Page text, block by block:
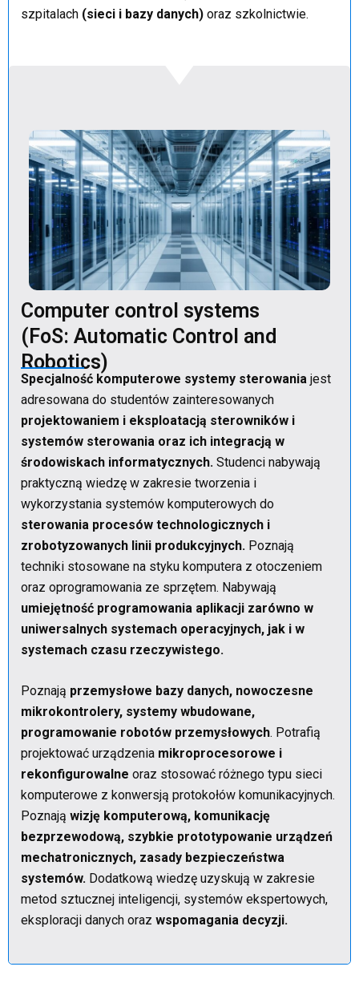
szpitalach (sieci i bazy danych) oraz szkolnictwie.
Computer control systems
(FoS: Automatic Control and
Robotics)
Specjalność komputerowe systemy sterowania jest
adresowana do studentów zainteresowanych
projektowaniem i eksploatacją sterowników i
systemów sterowania oraz ich integracją w
środowiskach informatycznych. Studenci nabywają
praktyczną wiedzę w zakresie tworzenia i
wykorzystania systemów komputerowych do
sterowania procesów technologicznych i
zrobotyzowanych linii produkcyjnych. Poznają
techniki stosowane na styku komputera z otoczeniem
oraz oprogramowania ze sprzętem. Nabywają
umiejętność programowania aplikacji zarówno w
uniwersalnych systemach operacyjnych, jak i w
systemach czasu rzeczywistego.
Poznają przemysłowe bazy danych, nowoczesne
mikrokontrolery, systemy wbudowane,
programowanie robotów przemysłowych. Potrafią
projektować urządzenia mikroprocesorowe i
rekonfigurowalne oraz stosować różnego typu sieci
komputerowe z konwersją protokołów komunikacyjnych.
Poznają wizję komputerową, komunikację
bezprzewodową, szybkie prototypowanie urządzeń
mechatronicznych, zasady bezpieczeństwa
systemów. Dodatkową wiedzę uzyskują w zakresie
metod sztucznej inteligencji, systemów ekspertowych,
eksploracji danych oraz wspomagania decyzji.